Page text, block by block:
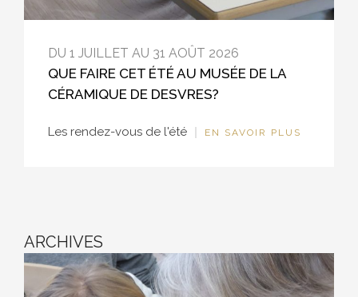
DU 1 JUILLET AU 31 AOÛT 2026
QUE FAIRE CET ÉTÉ AU MUSÉE DE LA
CÉRAMIQUE DE DESVRES?
Les rendez-vous de l'été EN SAVOIR PLUS
ARCHIVES